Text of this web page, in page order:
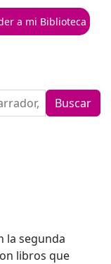
a mi Biblioteca
Buscar
la segunda
libros que